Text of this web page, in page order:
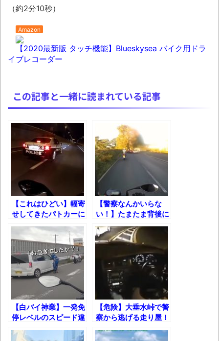
りスプレー”が詐欺丸出しだと話題にwwww
「ヤニねこ 13」「平成敗残兵すみれちゃん
11」「税金で買った本 20」
変身。
『FF15』が発売10周年！ノクティスフィギ
ュアなどが当たる記念くじが登場です
みんななんだかんだ言ってお金持ってんじ
ゃん
「アメリカのヤンキーがアジア人にケンカ
を売った結果ｗｗｗ」 ほか
【読書感想】山野辺太郎『いつか深い穴に
落ちるまで』
映画ちいかわ観に行ったので感想を書きま
す(若干ネタバレあり) 26/07/25
マケイン9巻＆アニメ公式ガイド感想
独学で挑んだ2026年二級建築士学科試験結
果速報（仮）
体験談：仕事で同じビルの中に入っている
（約2分10秒）
Amazon
【2020最新版 タッチ機能】Blueskysea バイク用ドラ
イブレコーダー
この記事と一緒に読まれている記事
【これはひどい】幅寄
せしてきたパトカーに
「てめぇナメてんじゃ
ねえぞ！」と暴言吐か
れた結果!!
【警察なんかいらな
い！】たまたま背後に
いたライダーが当て逃
げを追跡した結果！
【白バイ神業】一発免
停レベルのスピード違
反車の末路……
【危険】大垂水峠で警
察から逃げる走り屋！